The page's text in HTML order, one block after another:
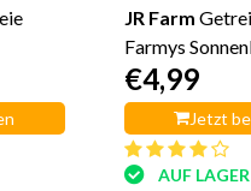
JR Farm
Farmys
€4,99
Jetzt
AUF LAGER